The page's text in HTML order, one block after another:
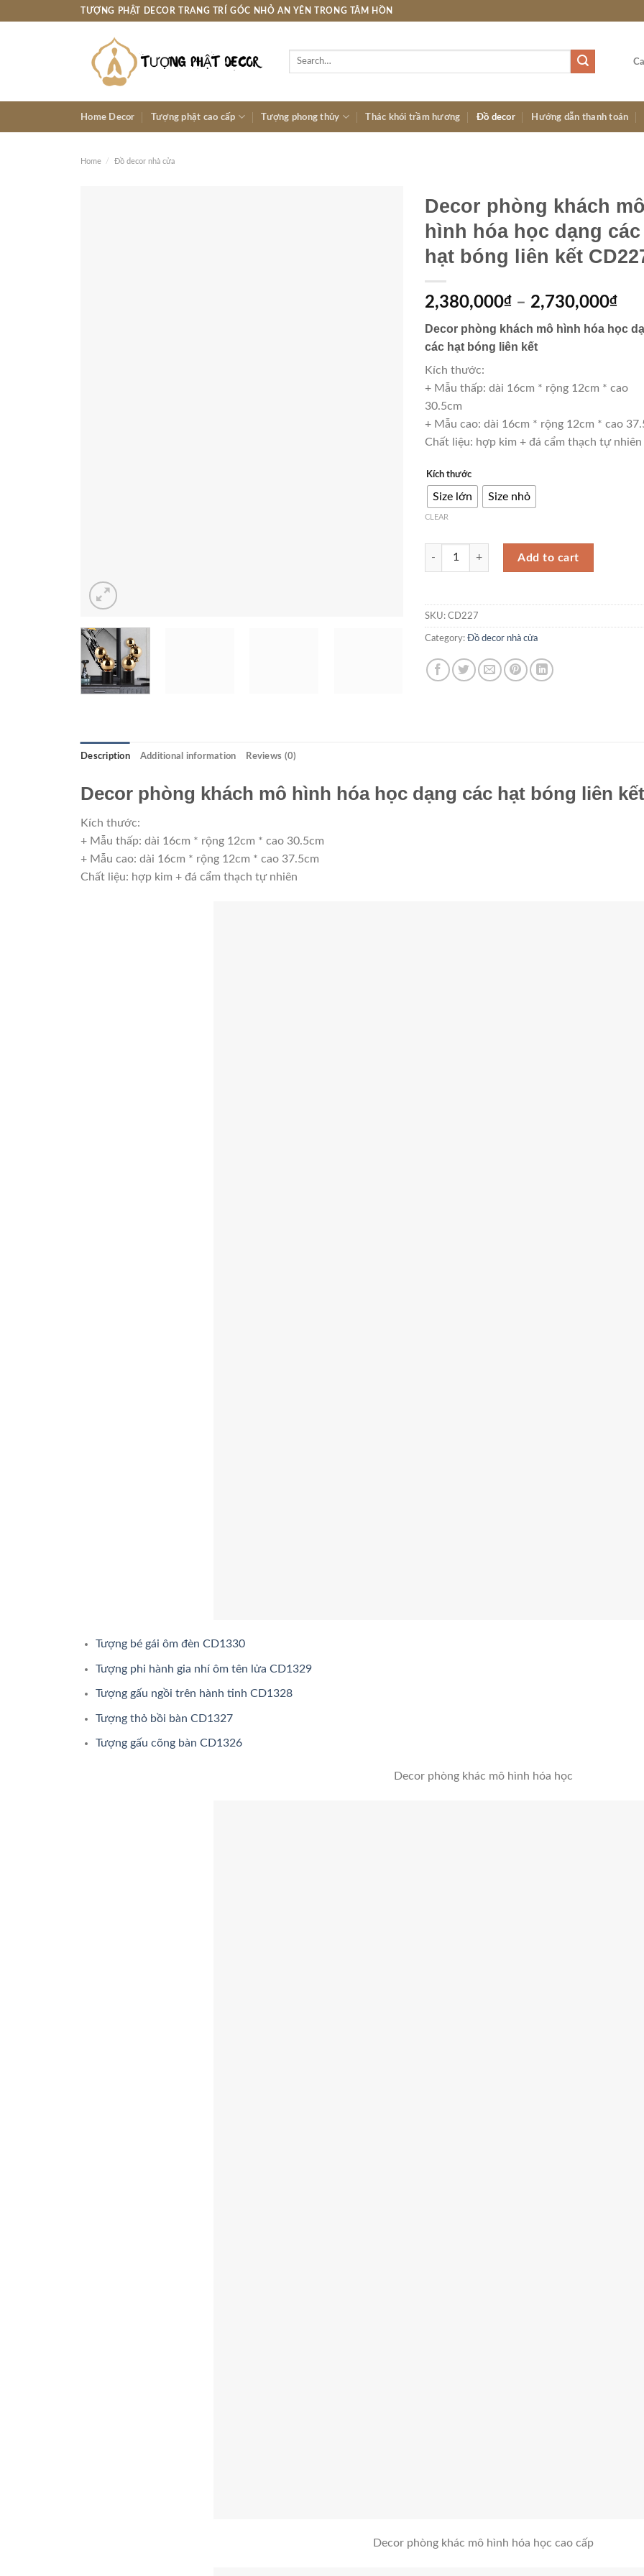
TƯỢNG PHẬT DECOR TRANG TRÍ GÓC NHỎ AN YÊN TRONG TÂM HỒN
Search
Home Decor Tượng phật cao cấp Tượng phong thủy Thác khói trầm hương Đồ decor Hướng dẫn thanh toán
Home / Đồ decor nhà cửa
Decor phòng khách
hình hóa học dạng các
hạt bóng liên kết
2,380,000₫ – 2,730,000₫
Decor phòng khách mô hình hóa học
các hạt bóng liên kết
Kích thước:
+ Mẫu thấp: dài 16cm * rộng 12cm * cao
30.5cm
+ Mẫu cao: dài 16cm * rộng 12cm * cao
Chất liệu: hợp kim + đá cẩm thạch tự nhiên
Kích thước
Size lớn Size nhỏ
CLEAR
Decor phòng khách mô hình hóa học dạng các
Add to cart
SKU:CD227
Category:Đồ decor nhà cửa
Description Additional information Reviews (0)
Decor phòng khách mô hình hóa học dạng các hạt bóng liên kết
Kích thước:
+ Mẫu thấp: dài 16cm * rộng 12cm * cao 30.5cm
+ Mẫu cao: dài 16cm * rộng 12cm * cao 37.5cm
Chất liệu: hợp kim + đá cẩm thạch tự nhiên
Tượng bé gái ôm đèn CD1330
Tượng phi hành gia nhí ôm tên lửa CD1329
Tượng gấu ngồi trên hành tinh CD1328
Tượng thỏ bồi bàn CD1327
Tượng gấu cõng bàn CD1326
Decor phòng khác mô hình hóa học
Decor phòng khác mô hình hóa học cao cấp